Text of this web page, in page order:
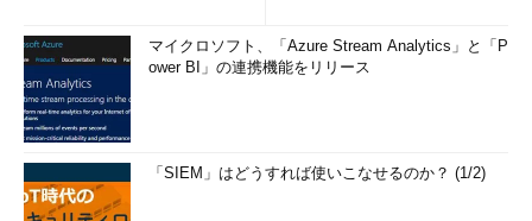
マイクロソフト、「Azure Stream Analytics」と「P
ower BI」の連携機能をリリース
「SIEM」はどうすれば使いこなせるのか？ (1/2)